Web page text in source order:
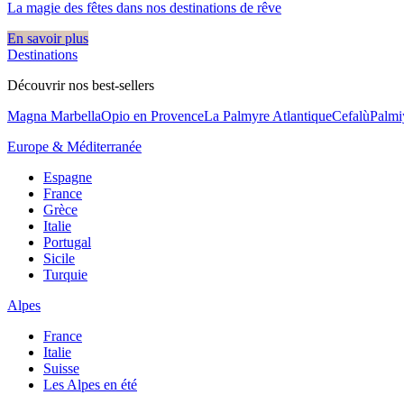
La magie des fêtes dans nos destinations de rêve​
En savoir plus
Destinations
Découvrir nos best-sellers
Magna MarbellaOpio en ProvenceLa Palmyre AtlantiqueCefalù
Europe & Méditerranée
Espagne
France
Grèce
Italie
Portugal
Sicile
Turquie
Alpes
France
Italie
Suisse
Les Alpes en été